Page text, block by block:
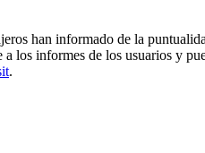
han informado de la
los informes de los usuarios y
.